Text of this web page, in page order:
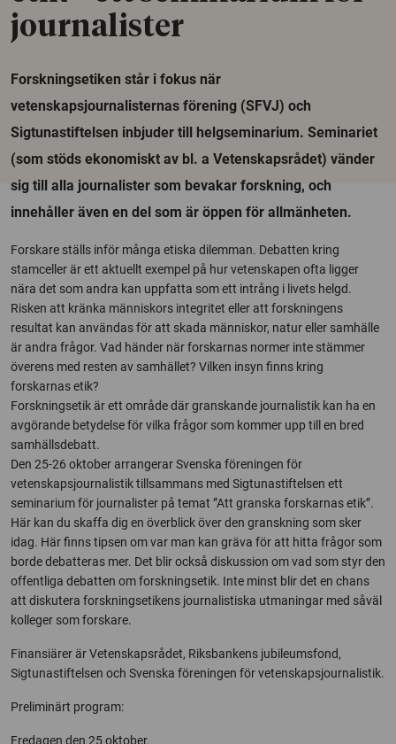
journalister
Forskningsetiken står i fokus när
vetenskapsjournalisternas förening (SFVJ) och
Sigtunastiftelsen inbjuder till helgseminarium. Seminariet
(som stöds ekonomiskt av bl. a Vetenskapsrådet) vänder
sig till alla journalister som bevakar forskning, och
innehåller även en del som är öppen för allmänheten.
Forskare ställs inför många etiska dilemman. Debatten kring
stamceller är ett aktuellt exempel på hur vetenskapen ofta ligger
nära det som andra kan uppfatta som ett intrång i livets helgd.
Risken att kränka människors integritet eller att forskningens
resultat kan användas för att skada människor, natur eller samhälle
är andra frågor. Vad händer när forskarnas normer inte stämmer
överens med resten av samhället? Vilken insyn finns kring
forskarnas etik?
Forskningsetik är ett område där granskande journalistik kan ha en
avgörande betydelse för vilka frågor som kommer upp till en bred
samhällsdebatt.
Den 25-26 oktober arrangerar Svenska föreningen för
vetenskapsjournalistik tillsammans med Sigtunastiftelsen ett
seminarium för journalister på temat ”Att granska forskarnas etik”.
Här kan du skaffa dig en överblick över den granskning som sker
idag. Här finns tipsen om var man kan gräva för att hitta frågor som
borde debatteras mer. Det blir också diskussion om vad som styr den
offentliga debatten om forskningsetik. Inte minst blir det en chans
att diskutera forskningsetikens journalistiska utmaningar med såväl
kolleger som forskare.
Finansiärer är Vetenskapsrådet, Riksbankens jubileumsfond,
Sigtunastiftelsen och Svenska föreningen för vetenskapsjournalistik.
Preliminärt program:
Fredagen den 25 oktober.